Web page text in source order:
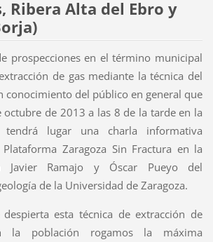
Ribera Alta del Ebro y
prospecciones en el término municipal
de gas mediante la técnica del
conocimiento del público en general que
octubre de 2013 a las 8 de la tarde en la
tendrá lugar una charla informativa
Zaragoza Sin Fractura en la
Javier Ramajo y Óscar Pueyo del
de la Universidad de Zaragoza.
esta técnica de extracción de
la población rogamos la máxima